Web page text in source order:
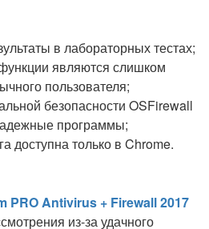
в лабораторных тестах;
являются слишком
пользователя;
безопасности OSFirewall
программы;
доступна только в Chrome.
PRO Antivirus + Firewall 2017
из-за удачного